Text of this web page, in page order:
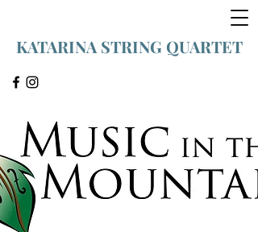
KATARINA STRING QUARTET